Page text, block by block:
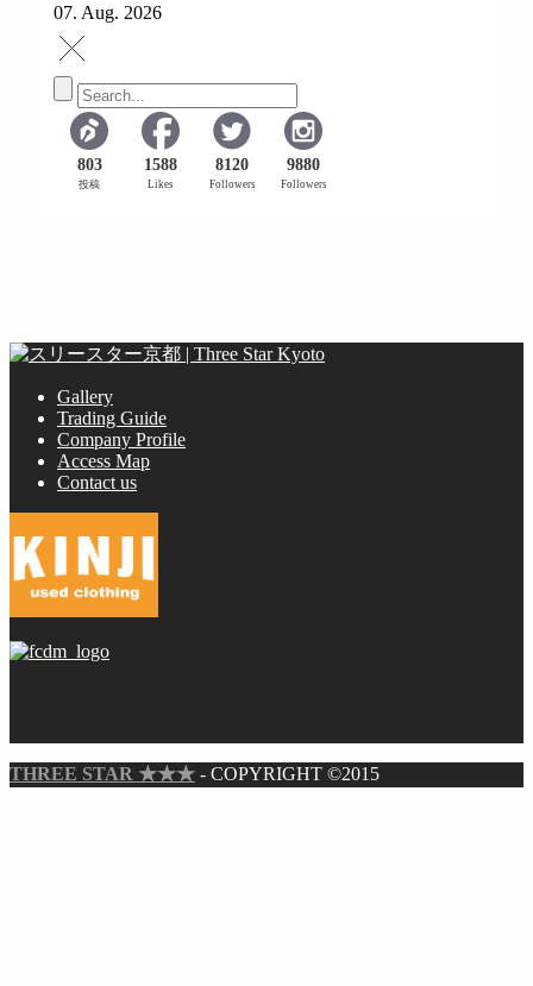
07. Aug. 2026
803
投稿
1588
Likes
8120
Followers
9880
Followers
Gallery
Trading Guide
Company Profile
Access Map
Contact us
THREE STAR ★★★ - COPYRIGHT ©2015